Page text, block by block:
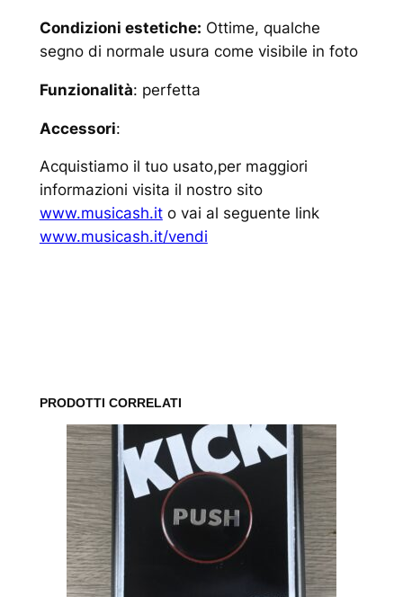
Condizioni estetiche: Ottime, qualche
segno di normale usura come visibile in foto
Funzionalità: perfetta
Accessori:
Acquistiamo il tuo usato,per maggiori
informazioni visita il nostro sito
www.musicash.ito vai al seguente link
www.musicash.it/vendi
PRODOTTI CORRELATI